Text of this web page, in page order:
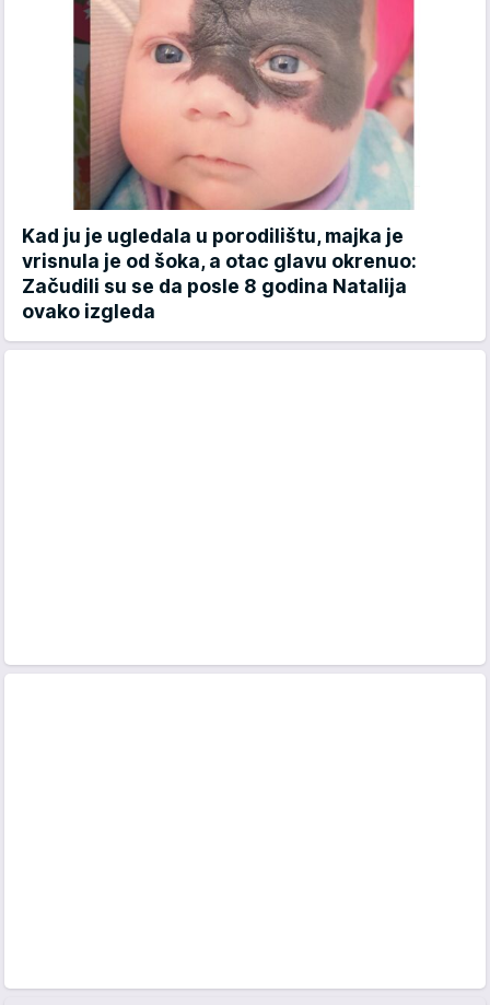
Kad ju je ugledala u porodilištu, majka je
vrisnula je od šoka, a otac glavu okrenuo:
Začudili su se da posle 8 godina Natalija
ovako izgleda